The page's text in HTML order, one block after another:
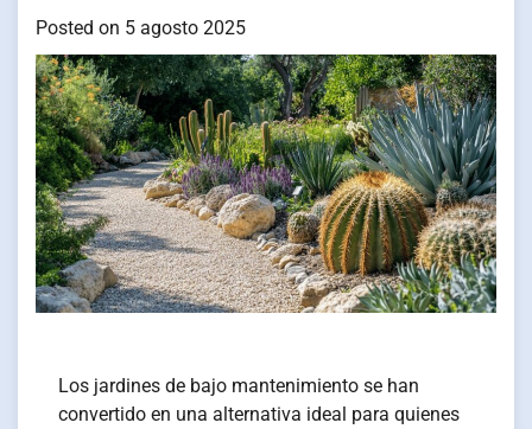
Posted on 5 agosto 2025
Los jardines de bajo mantenimiento se han
convertido en una alternativa ideal para quienes